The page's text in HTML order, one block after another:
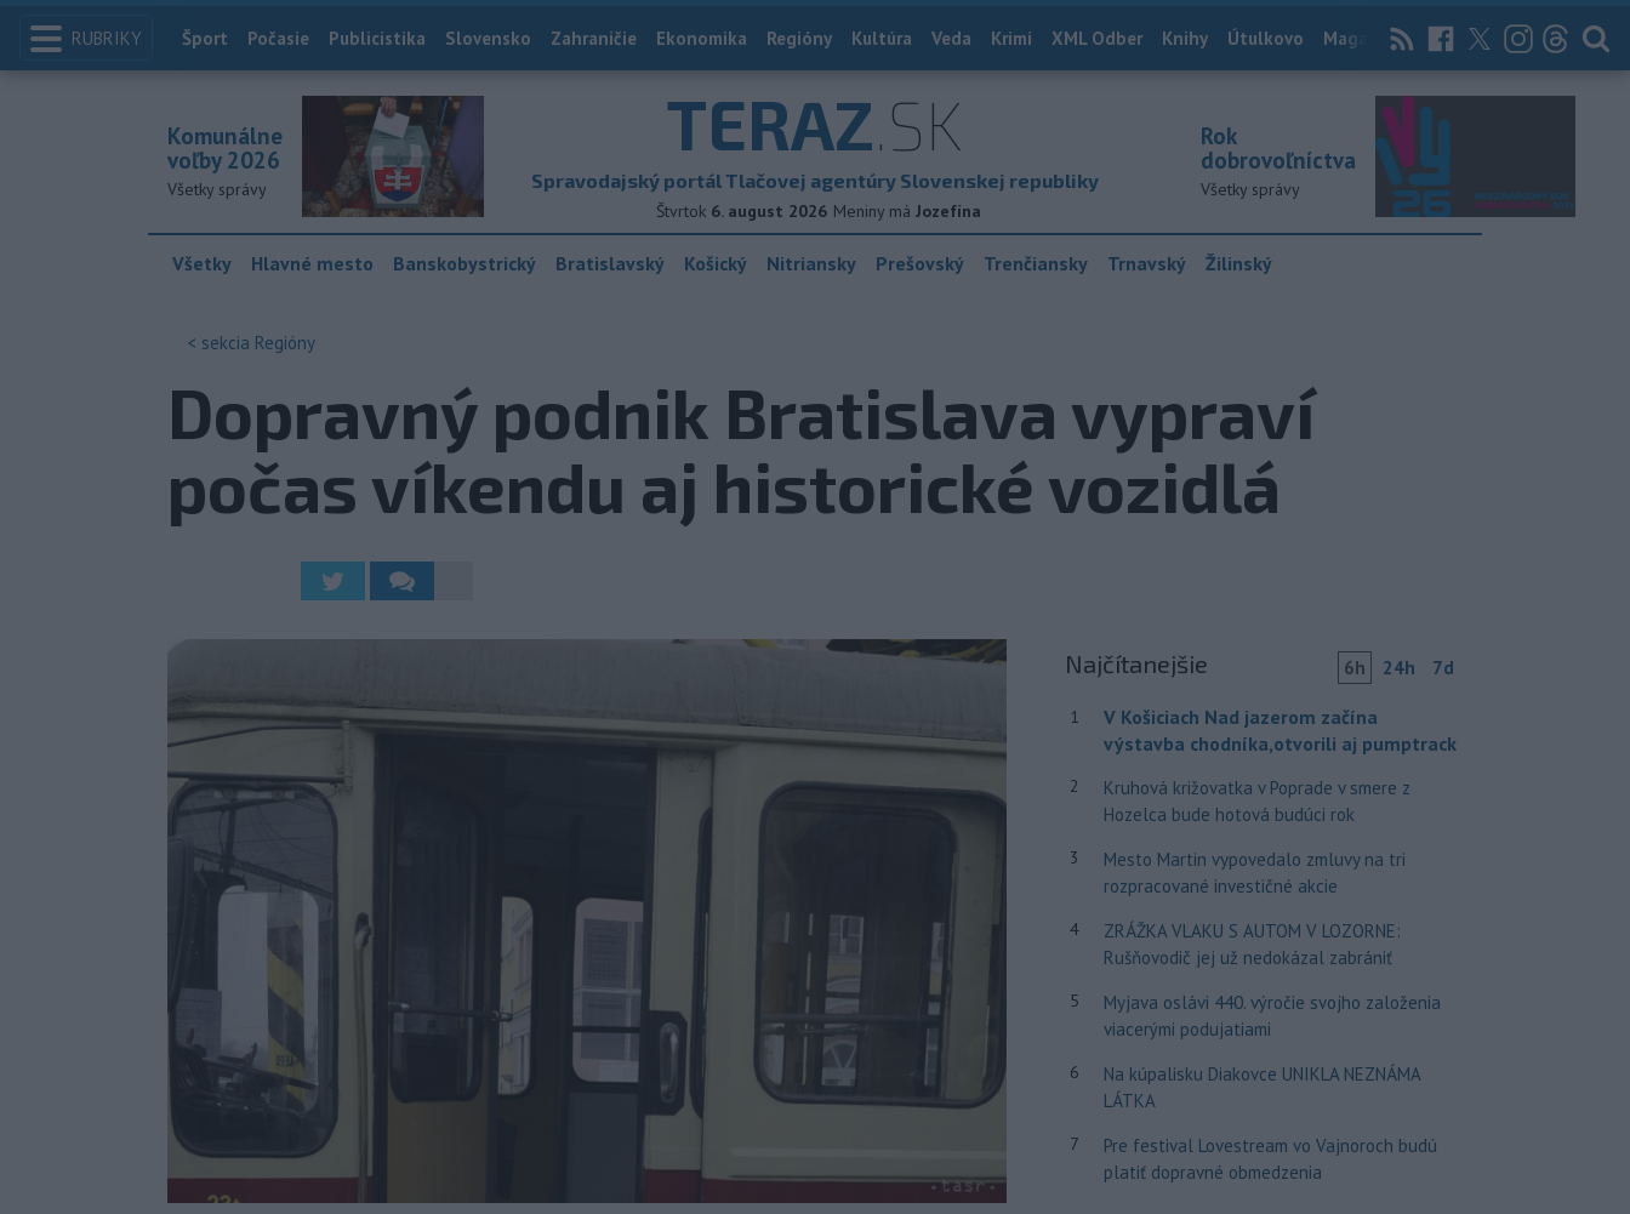
RUBRIKY Index
Šport Počasie Publicistika Slovensko Zahraničie Ekonomika Regióny Kultúra Veda Krimi XML Odber Knihy Útulkovo Magazín News Now Archív
TERAZ.SK
Spravodajský portál Tlačovej agentúry Slovenskej republiky
Štvrtok 6. august 2026 Meniny má Jozefína
Komunálne
voľby 2026
Všetky správy
Rok
dobrovoľníctva
Všetky správy
Všetky Hlavné mesto Banskobystrický Bratislavský Košický Nitriansky Prešovský Trenčiansky Trnavský Žilinský
< sekcia Regióny
Dopravný podnik Bratislava vypraví
počas víkendu aj historické vozidlá
Najčítanejšie 6h 24h 7d
1
V Košiciach Nad jazerom začína
výstavba chodníka,otvorili aj pumptrack
2
Kruhová križovatka v Poprade v smere z
Hozelca bude hotová budúci rok
3
Mesto Martin vypovedalo zmluvy na tri
rozpracované investičné akcie
4
ZRÁŽKA VLAKU S AUTOM V LOZORNE:
Rušňovodič jej už nedokázal zabrániť
5
Myjava oslávi 440. výročie svojho založenia
viacerými podujatiami
6
Na kúpalisku Diakovce UNIKLA NEZNÁMA
LÁTKA
7
Pre festival Lovestream vo Vajnoroch budú
platiť dopravné obmedzenia